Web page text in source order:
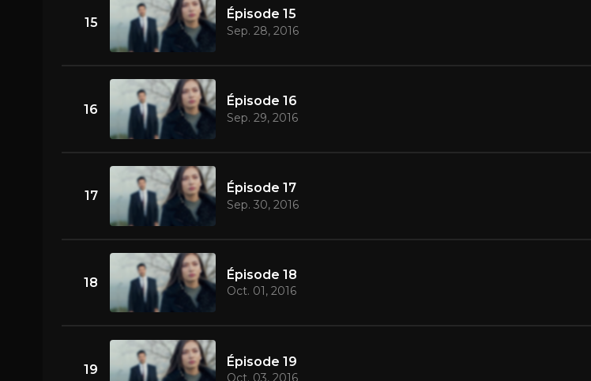
15
Épisode 15
Sep. 28, 2016
16
Épisode 16
Sep. 29, 2016
17
Épisode 17
Sep. 30, 2016
18
Épisode 18
Oct. 01, 2016
19
Épisode 19
Oct. 03, 2016